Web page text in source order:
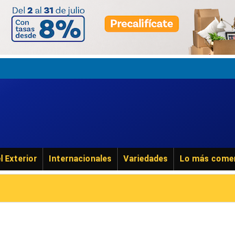
Exterior Internacionales Variedades Lo más